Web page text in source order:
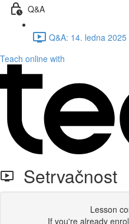
Q&A
Q&A: 14. ledna
Teach online with
Setrvačnost
Lesson
If you're already